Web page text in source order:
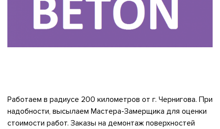
Работаем в радиусе 200 километров от г. Чернигова. При
надобности, высылаем Мастера-Замерщика для оценки
стоимости работ. Заказы на демонтаж поверхностей